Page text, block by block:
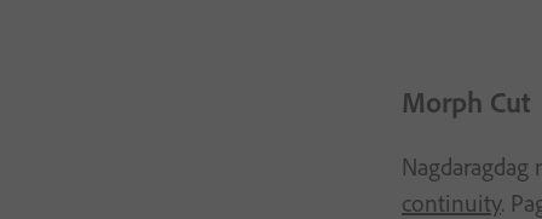
Morph Cut
continuity.